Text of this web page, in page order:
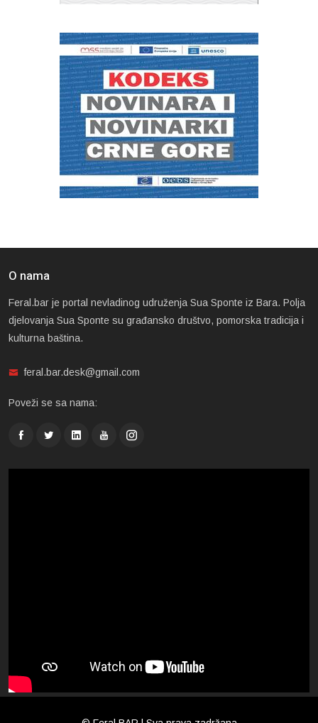
O nama
Feral.bar je portal nevladinog udruženja Sua Sponte iz Bara. Polja
djelovanja Sua Sponte su građansko društvo, pomorska tradicija i
kulturna baština.
feral.bar.desk@gmail.com
Poveži se sa nama: